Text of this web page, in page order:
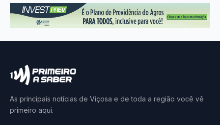
As principais notícias de Viçosa e de toda a região você vê
primeiro aqui.